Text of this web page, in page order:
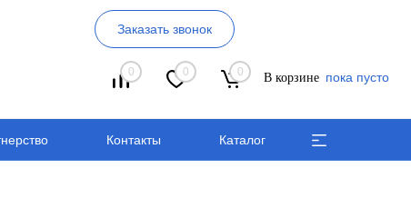
Заказать звонок
0 0 0 В корзине пока пусто
Контакты Каталог